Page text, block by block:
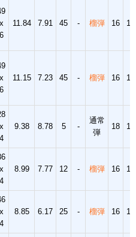
x
6
11.84 7.91 45 - 榴弾 16
x
6
11.15 7.23 45 - 榴弾 16
x
4
9.38 8.78 5 -
通常
弾
18
x
4
8.99 7.77 12 - 榴弾 16
x
4
8.85 6.17 25 - 榴弾 16